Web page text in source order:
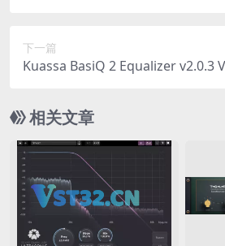
下一篇
Kuassa BasiQ 2 Equalizer v2.0.3
相关文章